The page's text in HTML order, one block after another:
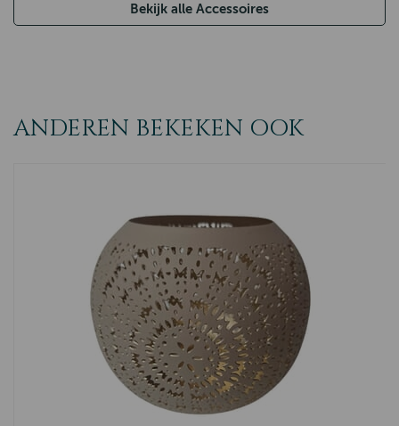
Bekijk alle Accessoires
ANDEREN BEKEKEN OOK